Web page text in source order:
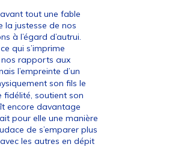
tout une fable
la justesse de nos
à l’égard d’autrui.
qui s’imprime
rapports aux
l’empreinte d’un
son fils le
fidélité, soutient son
encore davantage
pour elle une manière
de s’emparer plus
les autres en dépit